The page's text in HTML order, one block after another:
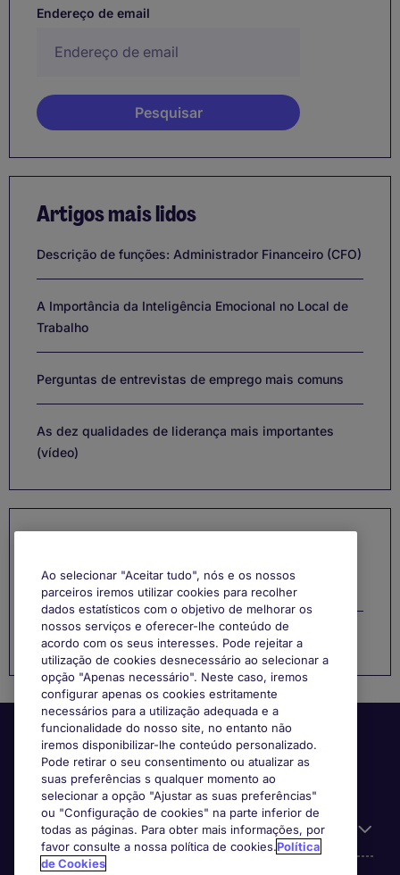
Endereço de email
Artigos mais lidos
Descrição de funções: Administrador Financeiro (CFO)
A Importância da Inteligência Emocional no Local de
Trabalho
Perguntas de entrevistas de emprego mais comuns
As dez qualidades de liderança mais importantes
(vídeo)
Gestão de Carreira
Função
Informação Útil
Ao selecionar "Aceitar tudo", nós e os nossos
parceiros iremos utilizar cookies para recolher
dados estatísticos com o objetivo de melhorar os
nossos serviços e oferecer-lhe conteúdo de
acordo com os seus interesses. Pode rejeitar a
utilização de cookies desnecessário ao selecionar a
opção "Apenas necessário". Neste caso, iremos
configurar apenas os cookies estritamente
necessários para a utilização adequada e a
funcionalidade do nosso site, no entanto não
iremos disponibilizar-lhe conteúdo personalizado.
Pode retirar o seu consentimento ou atualizar as
suas preferências s qualquer momento ao
selecionar a opção "Ajustar as suas preferências"
ou "Configuração de cookies" na parte inferior de
todas as páginas. Para obter mais informações, por
favor consulte a nossa política de cookies.Política
de Cookies